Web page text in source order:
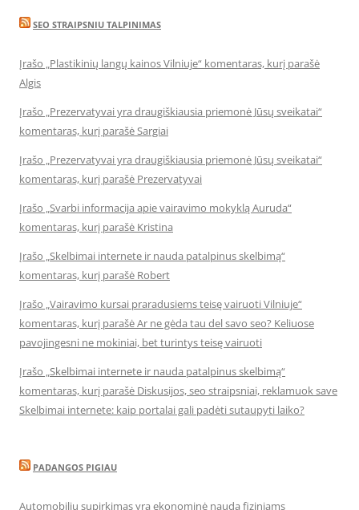
SEO STRAIPSNIU TALPINIMAS
Įrašo „Plastikinių langų kainos Vilniuje“ komentaras, kurį parašė
Algis
Įrašo „Prezervatyvai yra draugiškiausia priemonė Jūsų sveikatai“
komentaras, kurį parašė Sargiai
Įrašo „Prezervatyvai yra draugiškiausia priemonė Jūsų sveikatai“
komentaras, kurį parašė Prezervatyvai
Įrašo „Svarbi informacija apie vairavimo mokyklą Auruda“
komentaras, kurį parašė Kristina
Įrašo „Skelbimai internete ir nauda patalpinus skelbimą“
komentaras, kurį parašė Robert
Įrašo „Vairavimo kursai praradusiems teisę vairuoti Vilniuje“
komentaras, kurį parašė Ar ne gėda tau del savo seo? Keliuose
pavojingesni ne mokiniai, bet turintys teisę vairuoti
Įrašo „Skelbimai internete ir nauda patalpinus skelbimą“
komentaras, kurį parašė Diskusijos, seo straipsniai, reklamuok save
Skelbimai internete: kaip portalai gali padėti sutaupyti laiko?
PADANGOS PIGIAU
Automobilių supirkimas yra ekonominė nauda fiziniams